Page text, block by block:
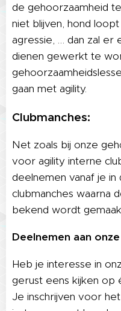
de gehoorzaamheid
niet blijven, hond
agressie, … dan zal
dienen gewerkt te
gaan met agility.
Clubmanches:
Net zoals bij onze
voor agility interne
deelnemen vanaf je in
clubmanches waarna
bekend wordt
Deelnemen aan
Heb je interesse in
gerust eens kijken op
Je inschrijven voor